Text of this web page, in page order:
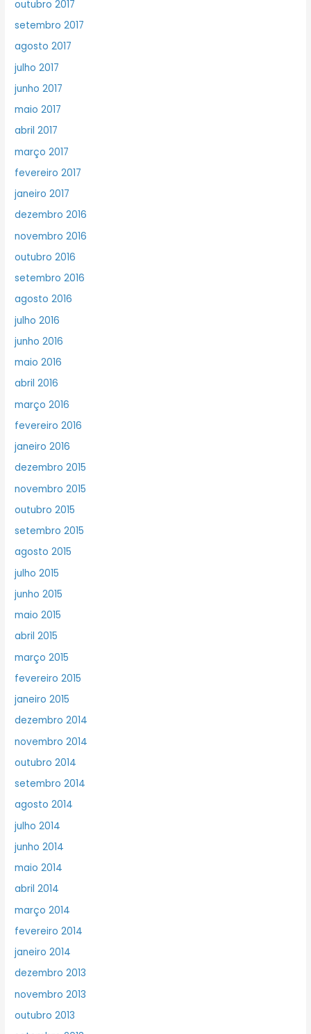
outubro 2017
setembro 2017
agosto 2017
julho 2017
junho 2017
maio 2017
abril 2017
março 2017
fevereiro 2017
janeiro 2017
dezembro 2016
novembro 2016
outubro 2016
setembro 2016
agosto 2016
julho 2016
junho 2016
maio 2016
abril 2016
março 2016
fevereiro 2016
janeiro 2016
dezembro 2015
novembro 2015
outubro 2015
setembro 2015
agosto 2015
julho 2015
junho 2015
maio 2015
abril 2015
março 2015
fevereiro 2015
janeiro 2015
dezembro 2014
novembro 2014
outubro 2014
setembro 2014
agosto 2014
julho 2014
junho 2014
maio 2014
abril 2014
março 2014
fevereiro 2014
janeiro 2014
dezembro 2013
novembro 2013
outubro 2013